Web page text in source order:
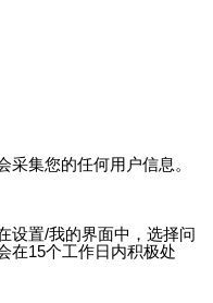
集您的任何用户信息。
设置/我的界面中，选择问
在15个工作日内积极处